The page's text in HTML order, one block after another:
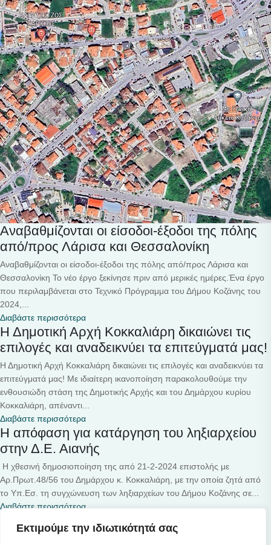
Εκτιμούμε την ιδιωτικότητά σας
Αναβαθμίζονται οι είσοδοι-έξοδοι της πόλης
από/προς Λάρισα και Θεσσαλονίκη
Αναβαθμίζονται οι είσοδοι-έξοδοι της πόλης από/προς Λάρισα και
Θεσσαλονίκη Το νέο έργο ξεκίνησε πριν από μερικές ημέρες.Ένα έργο
που περιλαμβάνεται στο Τεχνικό Πρόγραμμα του Δήμου Κοζάνης του
2024,...
Διαβάστε περισσότερα
Η Δημοτική Αρχή Κοκκαλιάρη δικαιώνει τις
επιλογές και αναδεικνύει τα επιτεύγματά μας!
Η Δημοτική Αρχή Κοκκαλιάρη δικαιώνει τις επιλογές και αναδεικνύει τα
επιτεύγματά μας! Με ιδιαίτερη ικανοποίηση παρακολουθούμε την
ενθουσιώδη στάση της Δημοτικής Αρχής και του Δημάρχου κυρίου
Κοκκαλιάρη, απέναντι...
Διαβάστε περισσότερα
H απόφαση για κατάργηση του ληξιαρχείου
στην Δ.Ε. Αιανής
Η χθεσινή δημοσιοποίηση της από 21-2-2024 επιστολής με
Αρ.Πρωτ.48/56 του Δημάρχου κ. Κοκκαλιάρη, με την οποία ζητά από
το Υπ.Εσ. τη συγχώνευση των ληξιαρχείων του Δήμου Κοζάνης σε...
Διαβάστε περισσότερα